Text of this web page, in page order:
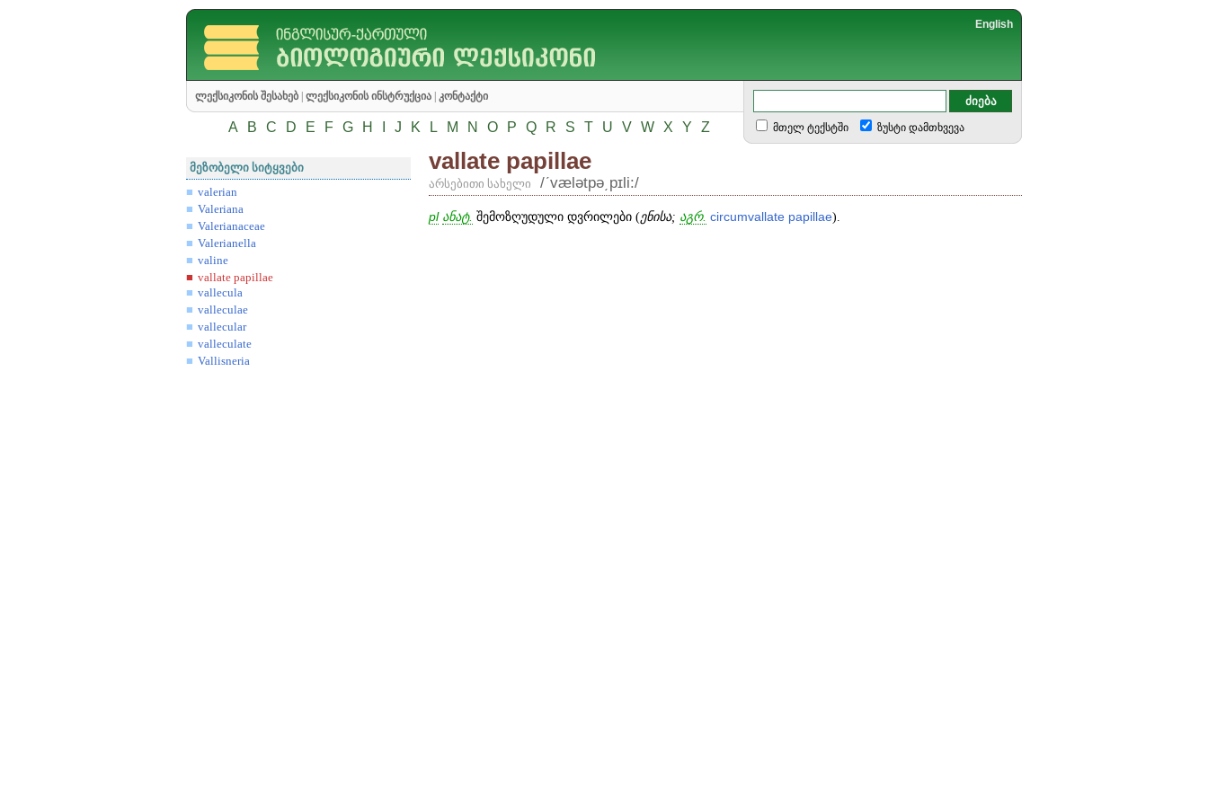
English
ლექსიკონის შესახებ ლექსიკონის ინსტრუქცია კონტაქტი
A B C D E F G H J K L M N O P Q R S T U V W X Y Z მთელ ტექსტში ზუსტი დამთხვევა
მეზობელი სიტყვები
valerian
Valeriana
Valerianaceae
Valerianella
valine
vallate papillae
vallecula
valleculae
vallecular
valleculate
Vallisneria
vallate papillae
არსებითი სახელი /ʹvælətpə͵pɪli:/
pl ანატ. შემოზღუდული დვრილები (ენისა; აგრ. circumvallate papillae).